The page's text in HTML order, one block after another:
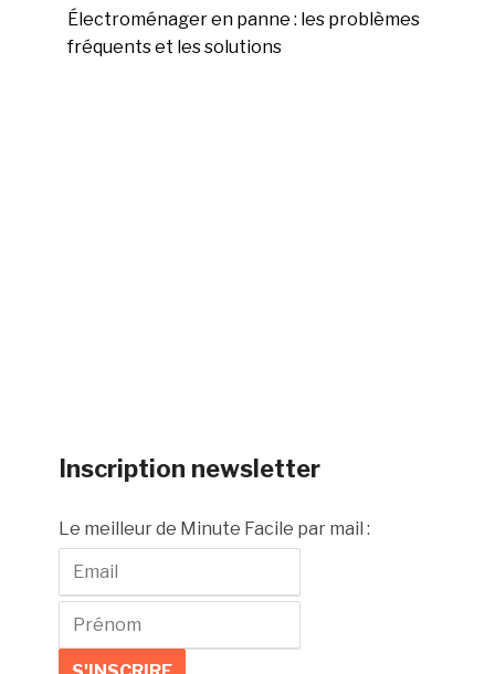
Électroménager en panne : les problèmes
fréquents et les solutions
Inscription newsletter
Le meilleur de Minute Facile par mail :